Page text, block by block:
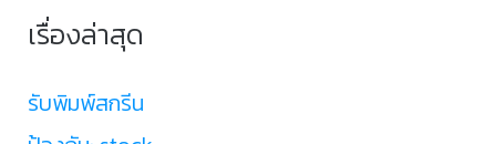
เรื่องล่าสุด
รับพิมพ์สกรีน